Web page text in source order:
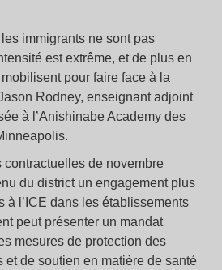
immigrants ne sont pas
est extrême, et de plus en
pour faire face à la
Rodney, enseignant adjoint
à l’Anishinabe Academy des
contractuelles de novembre
du district un engagement plus
à l’ICE dans les établissements
peut présenter un mandat
mesures de protection des
de soutien en matière de santé